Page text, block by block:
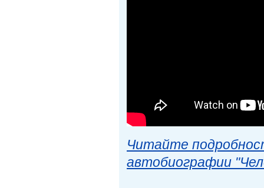
Читайте
автобиографии